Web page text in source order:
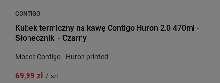
CONTIGO
Kubek termiczny na kawę Contigo Huron 2.0 470ml -
Słoneczniki - Czarny
Model: Contigo - Huron printed
69,99 zł / szt.